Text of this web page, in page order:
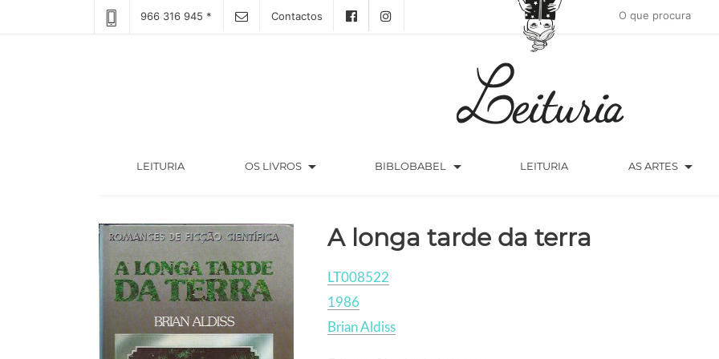
966 316 945 * Contactos
LEITURIA(CURRENT) OS LIVROS arrow_drop_down BIBLOBABEL arrow_drop_down LEITURIA AS ARTES arrow_drop_down
A longa tarde da terra
LT008522
1986
Brian Aldiss